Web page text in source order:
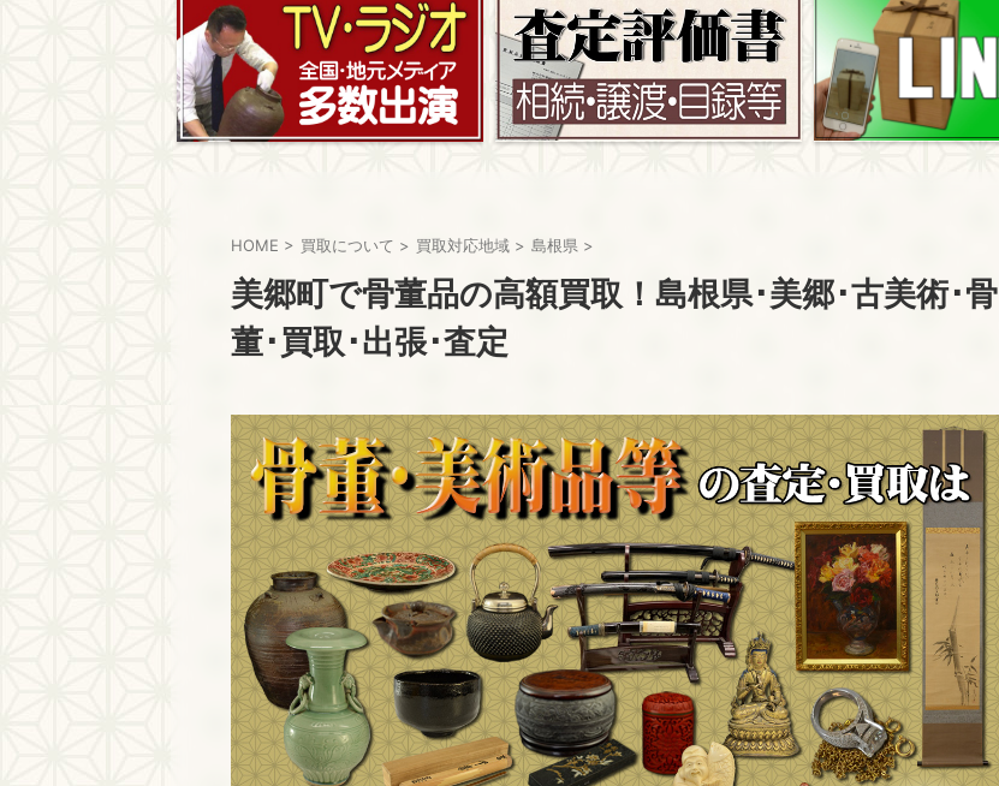
HOME > 買取について > 買取対応地域 > 島根県 >
美郷町で骨董品の高額買取！島根県･美郷･古美術･骨
董･買取･出張･査定